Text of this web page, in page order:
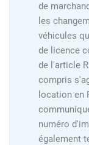
de
les
véhicules
de licence
de l'article
compris
location en
numéro
également